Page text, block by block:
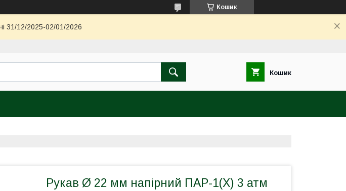
Кошик
31/12/2025-02/01/2026
Кошик
Рукав Ø 22 мм напірний ПАР-1(Х) 3 атм